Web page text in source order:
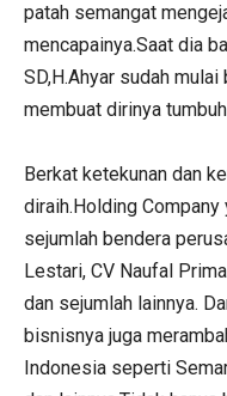
patah semangat
mencapainya.Saat dia
SD,H.Ahyar sudah
membuat dirinya
Berkat ketekunan dan
diraih.Holding
sejumlah bendera
Lestari, CV Naufal
dan sejumlah lainnya.
bisnisnya juga
Indonesia seperti